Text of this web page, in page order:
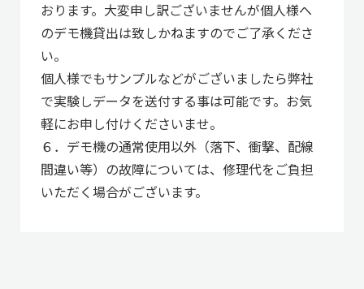
おります。大変申し訳ございませんが個人様へ
のデモ機貸出は致しかねますのでご了承くださ
い。
個人様でもサンプルなどがございましたら弊社
で実験しデータを送付する事は可能です。お気
軽にお申し付けくださいませ。
６．デモ機の通常使用以外（落下、衝撃、配線
間違い等）の故障については、修理代をご負担
いただく場合がございます。